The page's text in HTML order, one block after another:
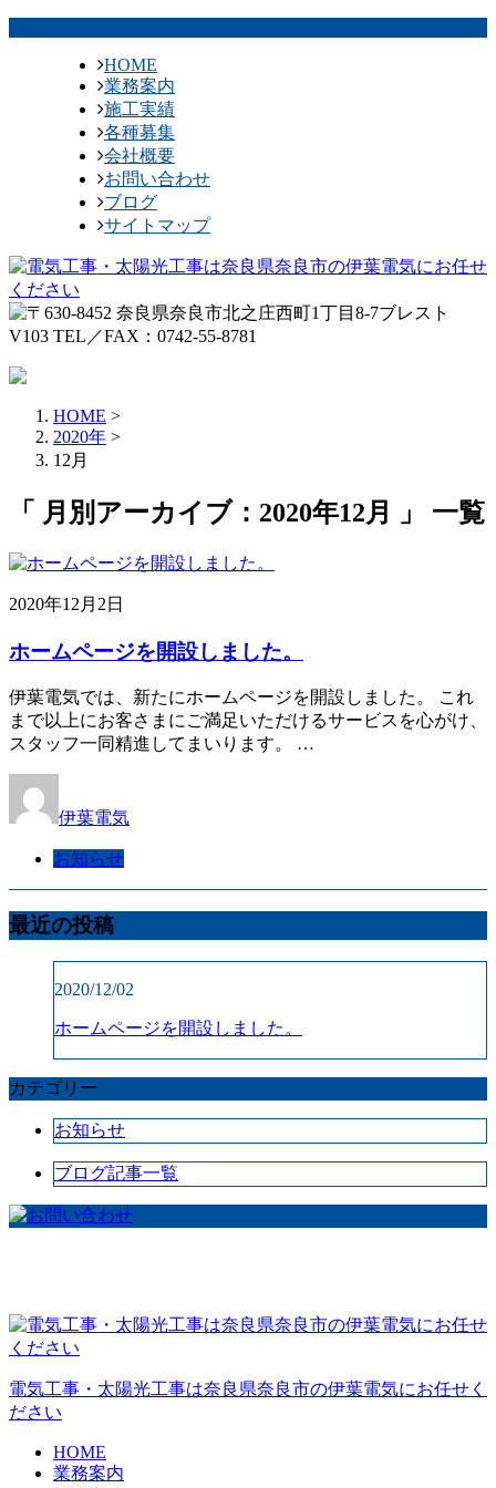
HOME
業務案内
施工実績
各種募集
会社概要
お問い合わせ
ブログ
サイトマップ
HOME >
2020年 >
12月
「 月別アーカイブ：2020年12月 」 一覧
2020年12月2日
ホームページを開設しました。
伊葉電気では、新たにホームページを開設しました。 これ
まで以上にお客さまにご満足いただけるサービスを心がけ、
スタッフ一同精進してまいります。 …
伊葉電気
お知らせ
最近の投稿
2020/12/02
ホームページを開設しました。
カテゴリー
お知らせ
ブログ記事一覧
電気工事・太陽光工事は奈良県奈良市の伊葉電気にお任せく
ださい
HOME
業務案内